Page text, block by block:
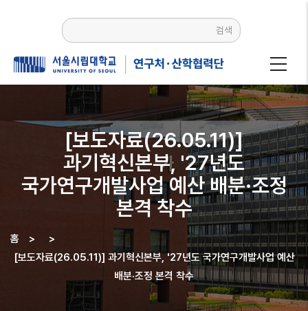
검색
[보도자료(26.05.11)]
과기혁신본부, '27년도
국가연구개발사업 예산 배분·조정
본격 착수
이동
홈 >
>
[보도자료(26.05.11)] 과기혁신본부, '27년도 국가연구개발사업 예산
배분·조정 본격 착수